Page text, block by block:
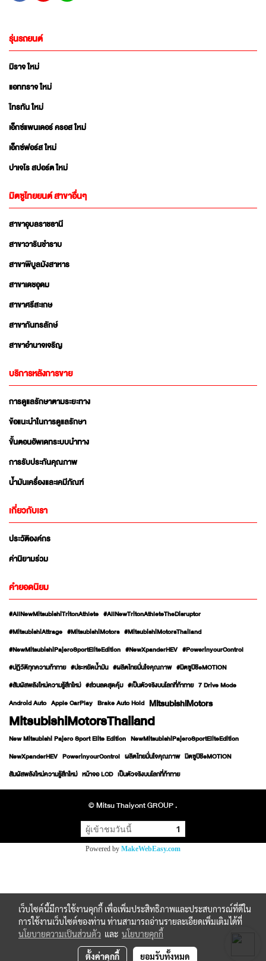
รุ่นรถยนต์
มิราจ ใหม่
แอททราจ ใหม่
ไทรทัน ใหม่
เอ็กซ์แพนเดอร์ ครอส ใหม่
เอ็กซ์ฟอร์ส ใหม่
ปาเจโร สปอร์ต ใหม่
มิตซูไทยยนต์ สาขาอื่นๆ
สาขาอุบลราชธานี
สาขาวารินชำราบ
สาขาพิบูลมังสาหาร
สาขาเดชอุดม
สาขาศรีสะเกษ
สาขากันทรลักษ์
สาขาอำนาจเจริญ
บริการหลังการขาย
การดูแลรักษาตามระยะทาง
ข้อแนะนำในการดูแลรักษา
ขั้นตอนอัพเดทระบบนำทาง
การรับประกันคุณภาพ
น้ำมันเครื่องและเคมีภัณฑ์
เกี่ยวกับเรา
ประวัติองค์กร
ค่านิยามร่วม
คำยอดนิยม
#AllNewMitsubishiTritonAthlete #AllNewTritonAthleteTheDisruptor
#MitsubishiAttrage #MitsubishiMotors #MitsubishiMotorsThailand
#NewMitsubishiPajeroSportEliteEdition #NewXpanderHEV #PowerinyourControl
#ปฏิวัติทุกความท้าทาย #ประหยัดน้ำมัน #ผลิตไทยมั่นใจคุณภาพ #มิตซูบิชิeMOTION
#สัมผัสพลังใหม่ความรู้สึกใหม่ #ส่วนลดสุดคุ้ม #เป็นตัวจริงบนโลกที่ท้าทาย 7 Drive Mode
Android Auto Apple CarPlay Brake Auto Hold MitsubishiMotors
MitsubishiMotorsThailand
New Mitsubishi Pajero Sport Elite Edition NewMitsubishiPajeroSportEliteEdition
NewXpanderHEV PowerinyourControl ผลิตไทยมั่นใจคุณภาพ มิตซูบิชิeMOTION
สัมผัสพลังใหม่ความรู้สึกใหม่ หน้าจอ LCD เป็นตัวจริงบนโลกที่ท้าทาย
© Mitsu Thaiyont GROUP .
ผู้เข้าชมวันนี้ 1
Powered by MakeWebEasy.com
เว็บไซต์นี้มีการใช้งานคุกกี้ เพื่อเพิ่มประสิทธิภาพและประสบการณ์ที่ดีใน
การใช้งานเว็บไซต์ของท่าน ท่านสามารถอ่านรายละเอียดเพิ่มเติมได้ที่
นโยบายความเป็นส่วนตัว และ นโยบายคุกกี้
ตั้งค่าคุกกี้ ยอมรับทั้งหมด